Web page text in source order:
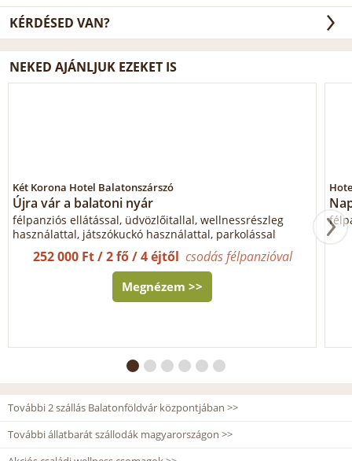
KÉRDÉSED VAN?
NEKED AJÁNLJUK EZEKET IS
Két Korona Hotel Balatonszárszó
Újra vár a balatoni nyár
félpanziós ellátással, üdvözlőitallal, wellnessrészleg
használattal, játszókuckó használattal, parkolással
252 000 Ft / 2 fő / 4 éjtől csodás félpanzióval
Megnézem >>
További 2 szállás Balatonföldvár központjában >>
További állatbarát szállodák magyarországon >>